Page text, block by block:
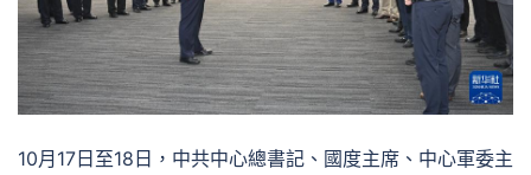
10月17日至18日，中共中心總書記、國度主席、中心軍委主